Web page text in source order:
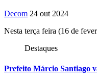
Decom 24 out 2024
Nesta terça feira (16 de
Destaques
Prefeito Márcio Santiago